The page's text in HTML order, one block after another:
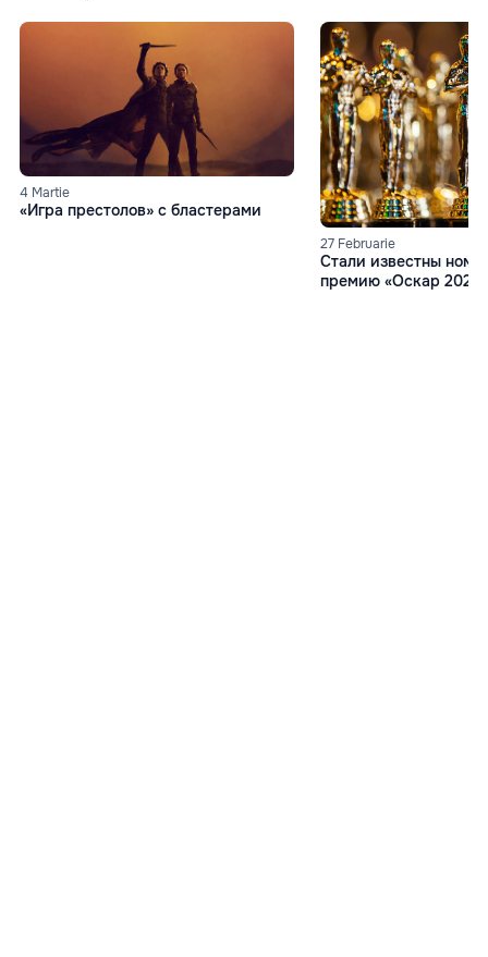
4 Martie
«Игра престолов» с бластерами
27 Februarie
Стали известны
премию «Оскар 2024»